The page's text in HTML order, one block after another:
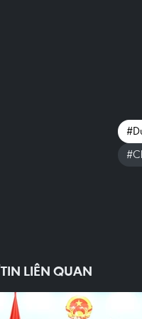
TIN LIÊN QUAN